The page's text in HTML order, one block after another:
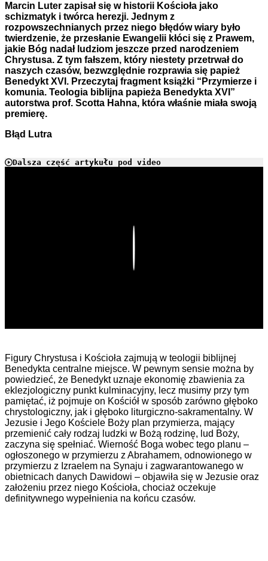
Marcin Luter zapisał się w historii Kościoła jako
schizmatyk i twórca herezji. Jednym z
rozpowszechnianych przez niego błędów wiary było
twierdzenie, że przesłanie Ewangelii kłóci się z Prawem,
jakie Bóg nadał ludziom jeszcze przed narodzeniem
Chrystusa. Z tym fałszem, który niestety przetrwał do
naszych czasów, bezwzględnie rozprawia się papież
Benedykt XVI. Przeczytaj fragment książki “Przymierze i
komunia. Teologia biblijna papieża Benedykta XVI”
autorstwa prof. Scotta Hahna, która właśnie miała swoją
premierę.
Błąd Lutra
Dalsza część artykułu pod video
Figury Chrystusa i Kościoła zajmują w teologii biblijnej
Benedykta centralne miejsce. W pewnym sensie można by
powiedzieć, że Benedykt uznaje ekonomię zbawienia za
eklezjologiczny punkt kulminacyjny, lecz musimy przy tym
pamiętać, iż pojmuje on Kościół w sposób zarówno głęboko
chrystologiczny, jak i głęboko liturgiczno-sakramentalny. W
Jezusie i Jego Kościele Boży plan przymierza, mający
przemienić cały rodzaj ludzki w Bożą rodzinę, lud Boży,
zaczyna się spełniać. Wierność Boga wobec tego planu –
ogłoszonego w przymierzu z Abrahamem, odnowionego w
przymierzu z Izraelem na Synaju i zagwarantowanego w
obietnicach danych Dawidowi – objawiła się w Jezusie oraz
założeniu przez niego Kościoła, chociaż oczekuje
definitywnego wypełnienia na końcu czasów.